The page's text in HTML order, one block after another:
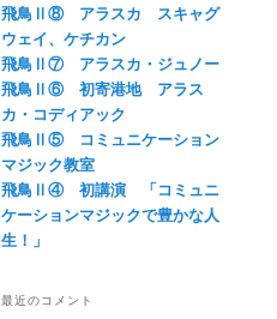
飛鳥Ⅱ⑧ アラスカ スキャグ
ウェイ、ケチカン
飛鳥Ⅱ⑦ アラスカ・ジュノー
飛鳥Ⅱ⑥ 初寄港地 アラス
カ・コディアック
飛鳥Ⅱ⑤ コミュニケーション
マジック教室
飛鳥Ⅱ④ 初講演 「コミュニ
ケーションマジックで豊かな人
生！」
最近のコメント